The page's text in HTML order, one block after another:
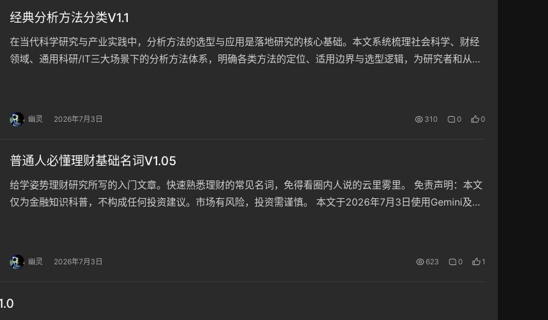
经典分析方法分类V1.1
在当代科学研究与产业实践中，分析方法的选型与应用是落地研究的核心基础。本文系统梳理社会科学、财经
领域、通用科研/IT三大场景下的分析方法体系，明确各类方法的定位、适用边界与选型逻辑，为研究者和从业
幽灵 2026年7月3日 310 0 0
普通人必懂理财基础名词V1.05
给学姿势理财研究所写的入门文章。快速熟悉理财的常见名词，免得看圈内人说的云里雾里。 免责声明：本文
仅为金融知识科普，不构成任何投资建议。市场有风险，投资需谨慎。 本文于2026年7月3日使用Gemini及豆
幽灵 2026年7月3日 623 0 1